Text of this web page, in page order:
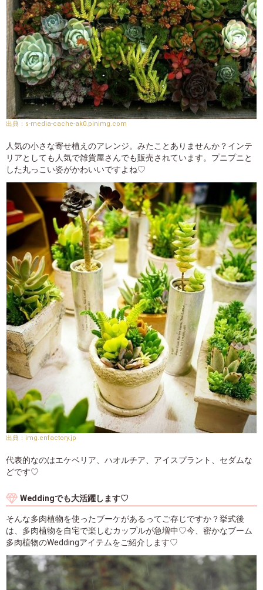
s-media-cache-ak0.pinimg.com
人気の小さな寄せ植えのアレンジ。みたことありませんか？インテ
リアとしても人気で雑貨屋さんでも販売されています。プニプニと
した丸っこい姿がかわいいですよね♡
img.enfactory.jp
代表的なのはエケベリア、ハオルチア、アイスプラント、セダムな
どです♡
Weddingでも大活躍します♡
そんな多肉植物を使ったブーケがあるってご存じですか？挙式後
は、多肉植物を自宅で楽しむカップルが急増中♡今、密かなブーム
多肉植物のWeddingアイテムをご紹介します♡